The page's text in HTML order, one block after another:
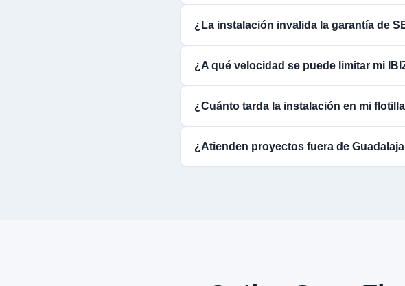
¿La instalación invalida la garantía de
¿A qué velocidad se puede limitar mi
¿Cuánto tarda la instalación en mi
¿Atienden proyectos fuera de